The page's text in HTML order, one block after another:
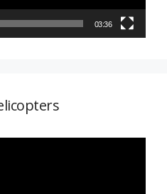
03:36